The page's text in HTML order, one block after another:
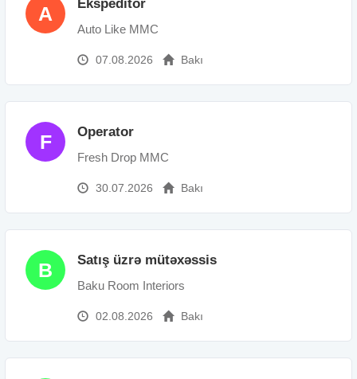
A Ekspeditor
Auto Like MMC
07.08.2026 Bakı
F Operator
Fresh Drop MMC
30.07.2026 Bakı
B Satış üzrə mütəxəssis
Baku Room Interiors
02.08.2026 Bakı